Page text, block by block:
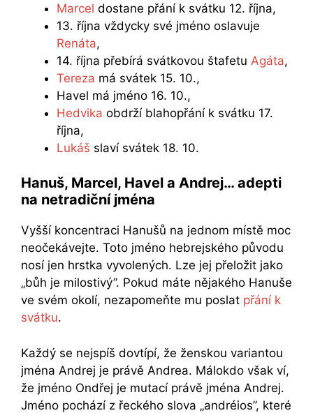
Marcel dostane přání k svátku 12. října,
13. října vždycky své jméno oslavuje
Renáta,
14. října přebírá svátkovou štafetu Agáta,
Tereza má svátek 15. 10.,
Havel má jméno 16. 10.,
Hedvika obdrží blahopřání k svátku 17.
října,
Lukáš slaví svátek 18. 10.
Hanuš, Marcel, Havel a Andrej… adepti
na netradiční jména
Vyšší koncentraci Hanušů na jednom místě moc
neočekávejte. Toto jméno hebrejského původu
nosí jen hrstka vyvolených. Lze jej přeložit jako
„bůh je milostivý”. Pokud máte nějakého Hanuše
ve svém okolí, nezapomeňte mu poslat přání k
svátku.
Každý se nejspíš dovtípí, že ženskou variantou
jména Andrej je právě Andrea. Málokdo však ví,
že jméno Ondřej je mutací právě jména Andrej.
Jméno pochází z řeckého slova „andréios”, které